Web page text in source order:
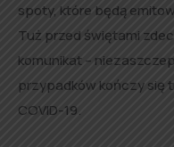
spoty, które będą
Tuż przed świętami
komunikat –
przypadków kończy się
COVID-19.